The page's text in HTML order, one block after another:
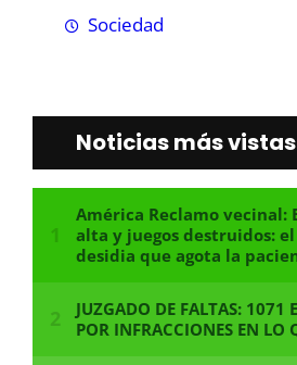
Sociedad
Noticias más vistas